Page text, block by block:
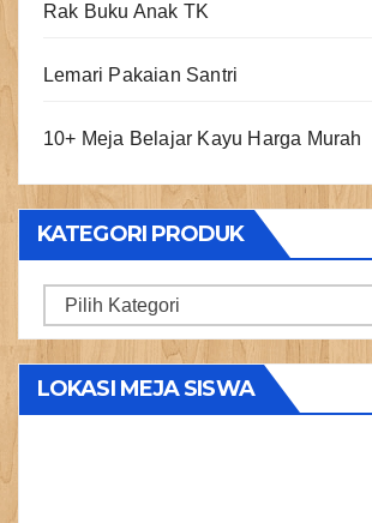
Rak Buku Anak TK
Lemari Pakaian Santri
10+ Meja Belajar Kayu Harga Murah
KATEGORI PRODUK
Kategori
Produk
LOKASI MEJA SISWA